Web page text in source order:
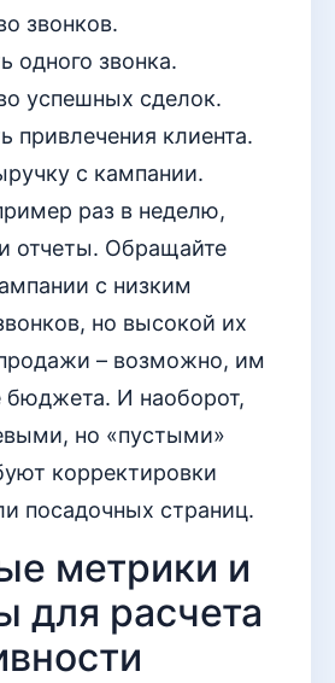
звонков.
одного звонка.
успешных сделок.
привлечения клиента.
с кампании.
раз в неделю,
отчеты. Обращайте
с низким
но высокой их
– возможно, им
И наоборот,
но «пустыми»
корректировки
посадочных страниц.
метрики и
для расчета